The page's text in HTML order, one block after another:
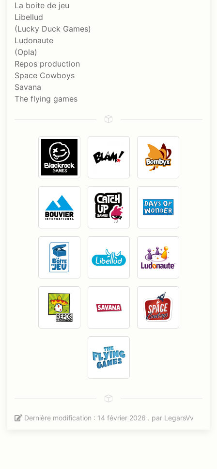
La boite de jeu
Libellud
(Lucky Duck Games)
Ludonaute
(Opla)
Repos production
Space Cowboys
Savana
The flying games
Dernière modification : 14 février 2026 . par LegarsVv